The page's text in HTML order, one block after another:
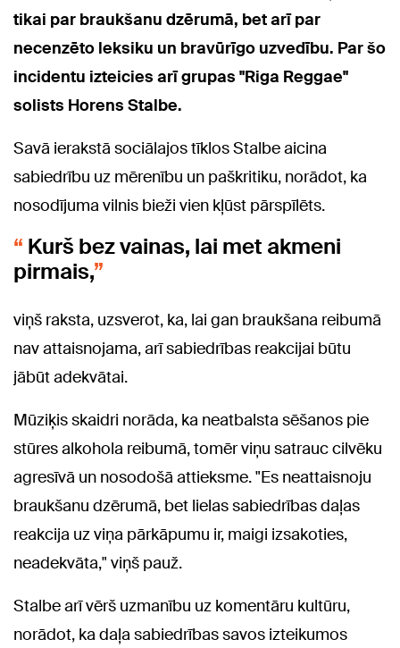
tikai par braukšanu dzērumā, bet arī par
necenzēto leksiku un bravūrīgo uzvedību. Par šo
incidentu izteicies arī grupas "Riga Reggae"
solists Horens Stalbe.
Savā ierakstā sociālajos tīklos Stalbe aicina
sabiedrību uz mērenību un paškritiku, norādot, ka
nosodījuma vilnis bieži vien kļūst pārspīlēts.
Kurš bez vainas, lai met akmeni
pirmais,
viņš raksta, uzsverot, ka, lai gan braukšana reibumā
nav attaisnojama, arī sabiedrības reakcijai būtu
jābūt adekvātai.
Mūziķis skaidri norāda, ka neatbalsta sēšanos pie
stūres alkohola reibumā, tomēr viņu satrauc cilvēku
agresīvā un nosodošā attieksme. "Es neattaisnoju
braukšanu dzērumā, bet lielas sabiedrības daļas
reakcija uz viņa pārkāpumu ir, maigi izsakoties,
neadekvāta," viņš pauž.
Stalbe arī vērš uzmanību uz komentāru kultūru,
norādot, ka daļa sabiedrības savos izteikumos